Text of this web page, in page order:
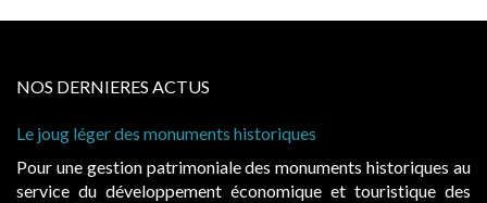
NOS DERNIERES ACTUS
Le joug léger des monuments historiques
Pour une gestion patrimoniale des monuments historiques au
service du développement économique et touristique des